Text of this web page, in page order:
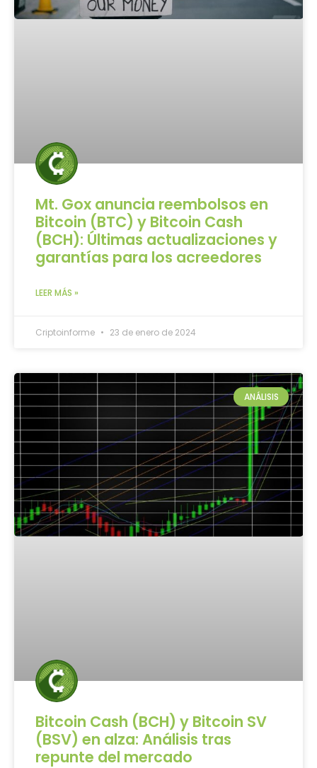
Mt. Gox anuncia reembolsos en
Bitcoin (BTC) y Bitcoin Cash
(BCH): Últimas actualizaciones y
garantías para los acreedores
LEER MÁS »
Criptoinforme 23 de enero de 2024
ANÁLISIS
Bitcoin Cash (BCH) y Bitcoin SV
(BSV) en alza: Análisis tras
repunte del mercado